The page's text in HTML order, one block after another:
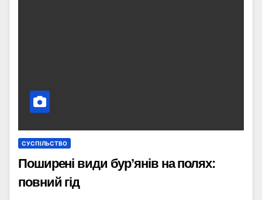
СУСПІЛЬСТВО
Поширені види бур’янів на полях:
повний гід